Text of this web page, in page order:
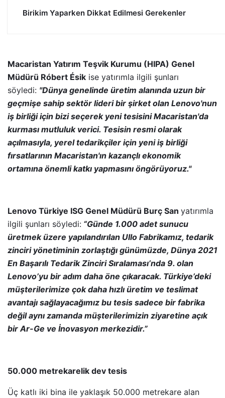
Birikim Yaparken Dikkat Edilmesi Gerekenler
Macaristan Yatırım Teşvik Kurumu (HIPA) Genel
Müdürü Róbert Ésik ise yatırımla ilgili şunları
söyledi: "Dünya genelinde üretim alanında uzun bir
geçmişe sahip sektör lideri bir şirket olan Lenovo'nun
iş birliği için bizi seçerek yeni tesisini Macaristan'da
kurması mutluluk verici. Tesisin resmi olarak
açılmasıyla, yerel tedarikçiler için yeni iş birliği
fırsatlarının Macaristan'ın kazançlı ekonomik
ortamına önemli katkı yapmasını öngörüyoruz."
Lenovo Türkiye ISG Genel Müdürü Burç San yatırımla
ilgili şunları söyledi: “Günde 1.000 adet sunucu
üretmek üzere yapılandırılan Ullo Fabrikamız, tedarik
zinciri yönetiminin zorlaştığı günümüzde, Dünya 2021
En Başarılı Tedarik Zinciri Sıralaması’nda 9. olan
Lenovo’yu bir adım daha öne çıkaracak. Türkiye’deki
müşterilerimize çok daha hızlı üretim ve teslimat
avantajı sağlayacağımız bu tesis sadece bir fabrika
değil aynı zamanda müşterilerimizin ziyaretine açık
bir Ar-Ge ve İnovasyon merkezidir.”
50.000 metrekarelik dev tesis
Üç katlı iki bina ile yaklaşık 50.000 metrekare alan